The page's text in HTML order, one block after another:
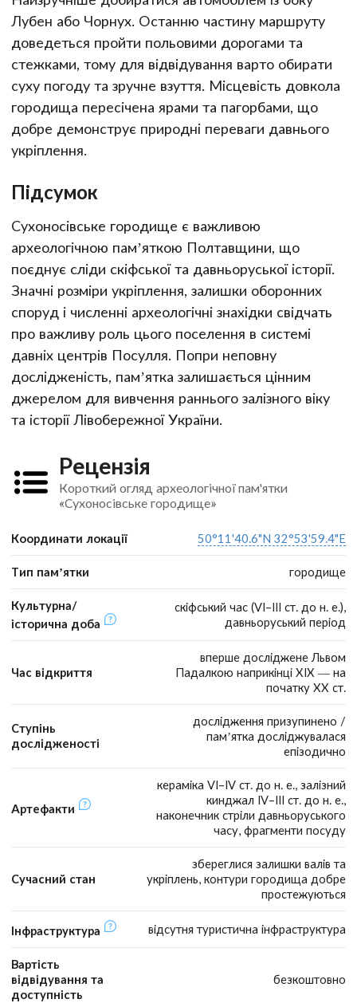
Лубен або Чорнух. Останню частину маршруту
доведеться пройти польовими дорогами та
стежками, тому для відвідування варто обирати
суху погоду та зручне взуття. Місцевість довкола
городища пересічена ярами та пагорбами, що
добре демонструє природні переваги давнього
укріплення.
Підсумок
Сухоносівське городище є важливою
археологічною пам’яткою Полтавщини, що
поєднує сліди скіфської та давньоруської історії.
Значні розміри укріплення, залишки оборонних
споруд і численні археологічні знахідки свідчать
про важливу роль цього поселення в системі
давніх центрів Посулля. Попри неповну
дослідженість, пам’ятка залишається цінним
джерелом для вивчення раннього залізного віку
та історії Лівобережної України.
Рецензія
Короткий огляд археологічної пам'ятки
«Сухоносівське городище»
Координати локації 50°11'40.6"N 32°53'59.4"E
Тип пам’ятки городище
Культурна/
історична доба
скіфський час (VI–III ст. до н. е.),
давньоруський період
Час відкриття
вперше досліджене Львом
Падалкою наприкінці ХІХ — на
початку ХХ ст.
Ступінь
дослідженості
дослідження призупинено /
пам’ятка досліджувалася
епізодично
Артефакти
кераміка VI–IV ст. до н. е., залізний
кинджал IV–III ст. до н. е.,
наконечник стріли давньоруського
часу, фрагменти посуду
Сучасний стан
збереглися залишки валів та
укріплень, контури городища добре
простежуються
Інфраструктура відсутня туристична інфраструктура
Вартість
відвідування та
доступність
безкоштовно